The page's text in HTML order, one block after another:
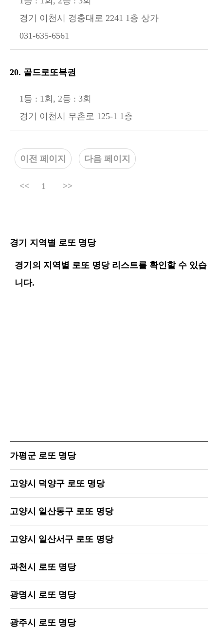
경기 이천시 경충대로 2241 1층 상가
031-635-6561
20. 골드로또복권
1등 : 1회, 2등 : 3회
경기 이천시 무촌로 125-1 1층
이전 페이지 다음 페이지
<< 1 >>
경기 지역별 로또 명당
경기의 지역별 로또 명당 리스트를 확인할 수 있습
니다.
가평군 로또 명당
고양시 덕양구 로또 명당
고양시 일산동구 로또 명당
고양시 일산서구 로또 명당
과천시 로또 명당
광명시 로또 명당
광주시 로또 명당